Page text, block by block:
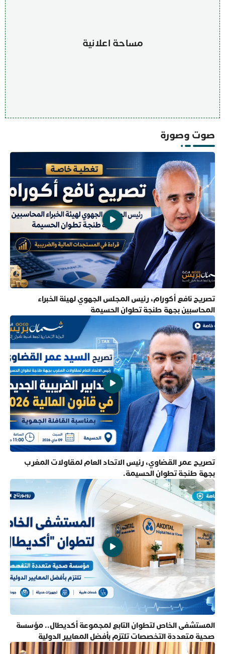
مساحة اعلانية
صوت وصورة
تصريح نافع أكورام، رئيس المجلس الجهوي لهيئة الخبراء
المحاسبين بجهة طنجة تطوان الحسيمة
تصريح عمر القضاوي، رئيس الاتحاد العام لمقاولات المغرب
بجهة طنجة تطوان الحسيمة.
المستشفى الخاص لتطوان التابع لمجموعة أكديطال.. مؤسسة
صحية متعددة التخصصات تلتزم بأفضل المعايير الدولية